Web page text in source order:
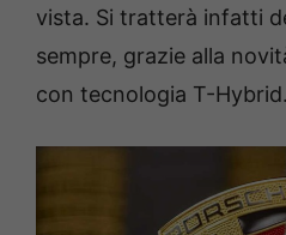
vista. Si tratterà infatti
sempre, grazie alla
con tecnologia T-Hybrid.